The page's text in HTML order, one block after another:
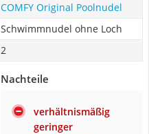
COMFY Original Poolnudel
Schwimmnudel ohne Loch
2
Nachteile
verhältnismäßig
geringer